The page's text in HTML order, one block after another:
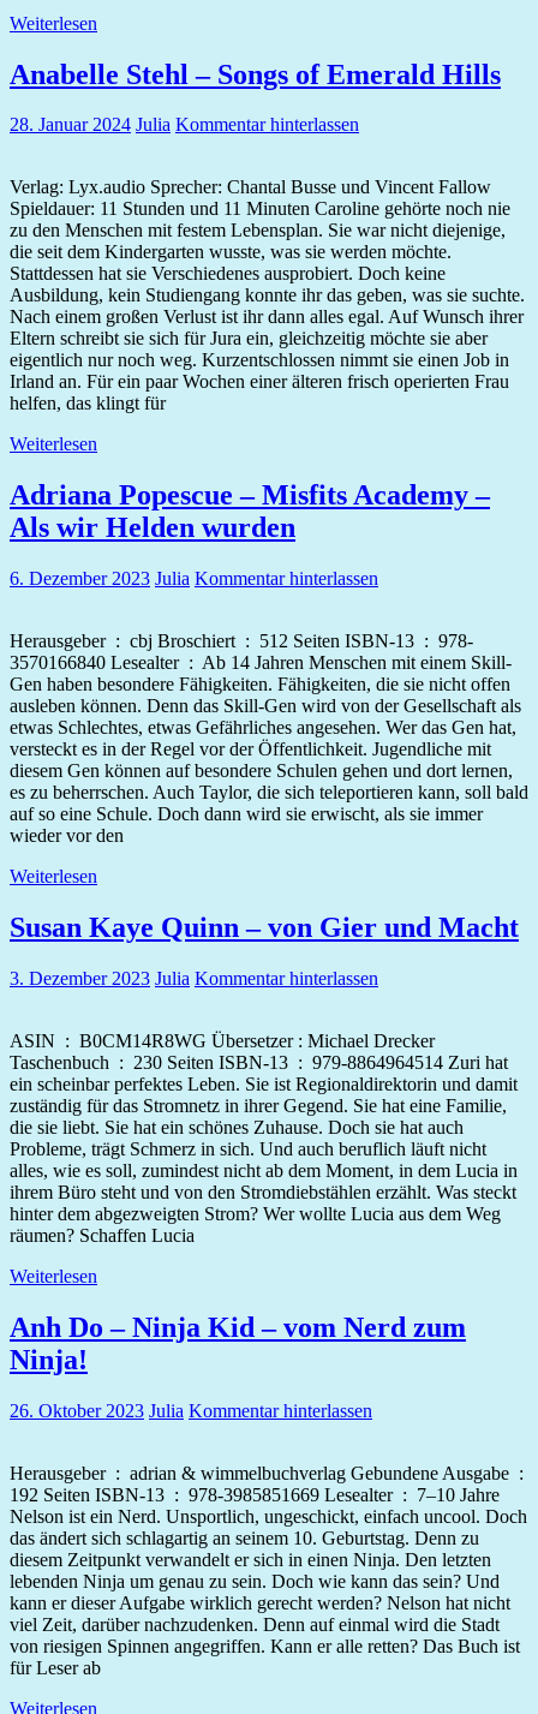
Weiterlesen
Anabelle Stehl – Songs of Emerald Hills
28. Januar 2024 Julia Kommentar hinterlassen
Verlag: Lyx.audio Sprecher: Chantal Busse und Vincent Fallow
Spieldauer: 11 Stunden und 11 Minuten Caroline gehörte noch nie
zu den Menschen mit festem Lebensplan. Sie war nicht diejenige,
die seit dem Kindergarten wusste, was sie werden möchte.
Stattdessen hat sie Verschiedenes ausprobiert. Doch keine
Ausbildung, kein Studiengang konnte ihr das geben, was sie suchte.
Nach einem großen Verlust ist ihr dann alles egal. Auf Wunsch ihrer
Eltern schreibt sie sich für Jura ein, gleichzeitig möchte sie aber
eigentlich nur noch weg. Kurzentschlossen nimmt sie einen Job in
Irland an. Für ein paar Wochen einer älteren frisch operierten Frau
helfen, das klingt für
Weiterlesen
Adriana Popescue – Misfits Academy –
Als wir Helden wurden
6. Dezember 2023 Julia Kommentar hinterlassen
Herausgeber ‏ : ‎ cbj Broschiert ‏ : ‎ 512 Seiten ISBN-13 ‏ : ‎ 978-
3570166840 Lesealter ‏ : ‎ Ab 14 Jahren Menschen mit einem Skill-
Gen haben besondere Fähigkeiten. Fähigkeiten, die sie nicht offen
ausleben können. Denn das Skill-Gen wird von der Gesellschaft als
etwas Schlechtes, etwas Gefährliches angesehen. Wer das Gen hat,
versteckt es in der Regel vor der Öffentlichkeit. Jugendliche mit
diesem Gen können auf besondere Schulen gehen und dort lernen,
es zu beherrschen. Auch Taylor, die sich teleportieren kann, soll bald
auf so eine Schule. Doch dann wird sie erwischt, als sie immer
wieder vor den
Weiterlesen
Susan Kaye Quinn – von Gier und Macht
3. Dezember 2023 Julia Kommentar hinterlassen
ASIN ‏ : ‎ B0CM14R8WG Übersetzer‏ : ‎Michael Drecker
Taschenbuch ‏ : ‎ 230 Seiten ISBN-13 ‏ : ‎ 979-8864964514 Zuri hat
ein scheinbar perfektes Leben. Sie ist Regionaldirektorin und damit
zuständig für das Stromnetz in ihrer Gegend. Sie hat eine Familie,
die sie liebt. Sie hat ein schönes Zuhause. Doch sie hat auch
Probleme, trägt Schmerz in sich. Und auch beruflich läuft nicht
alles, wie es soll, zumindest nicht ab dem Moment, in dem Lucia in
ihrem Büro steht und von den Stromdiebstählen erzählt. Was steckt
hinter dem abgezweigten Strom? Wer wollte Lucia aus dem Weg
räumen? Schaffen Lucia
Weiterlesen
Anh Do – Ninja Kid – vom Nerd zum
Ninja!
26. Oktober 2023 Julia Kommentar hinterlassen
Herausgeber ‏ : ‎ adrian & wimmelbuchverlag Gebundene Ausgabe ‏ : ‎
192 Seiten ISBN-13 ‏ : ‎ 978-3985851669 Lesealter ‏ : ‎ 7–10 Jahre
Nelson ist ein Nerd. Unsportlich, ungeschickt, einfach uncool. Doch
das ändert sich schlagartig an seinem 10. Geburtstag. Denn zu
diesem Zeitpunkt verwandelt er sich in einen Ninja. Den letzten
lebenden Ninja um genau zu sein. Doch wie kann das sein? Und
kann er dieser Aufgabe wirklich gerecht werden? Nelson hat nicht
viel Zeit, darüber nachzudenken. Denn auf einmal wird die Stadt
von riesigen Spinnen angegriffen. Kann er alle retten? Das Buch ist
für Leser ab
Weiterlesen